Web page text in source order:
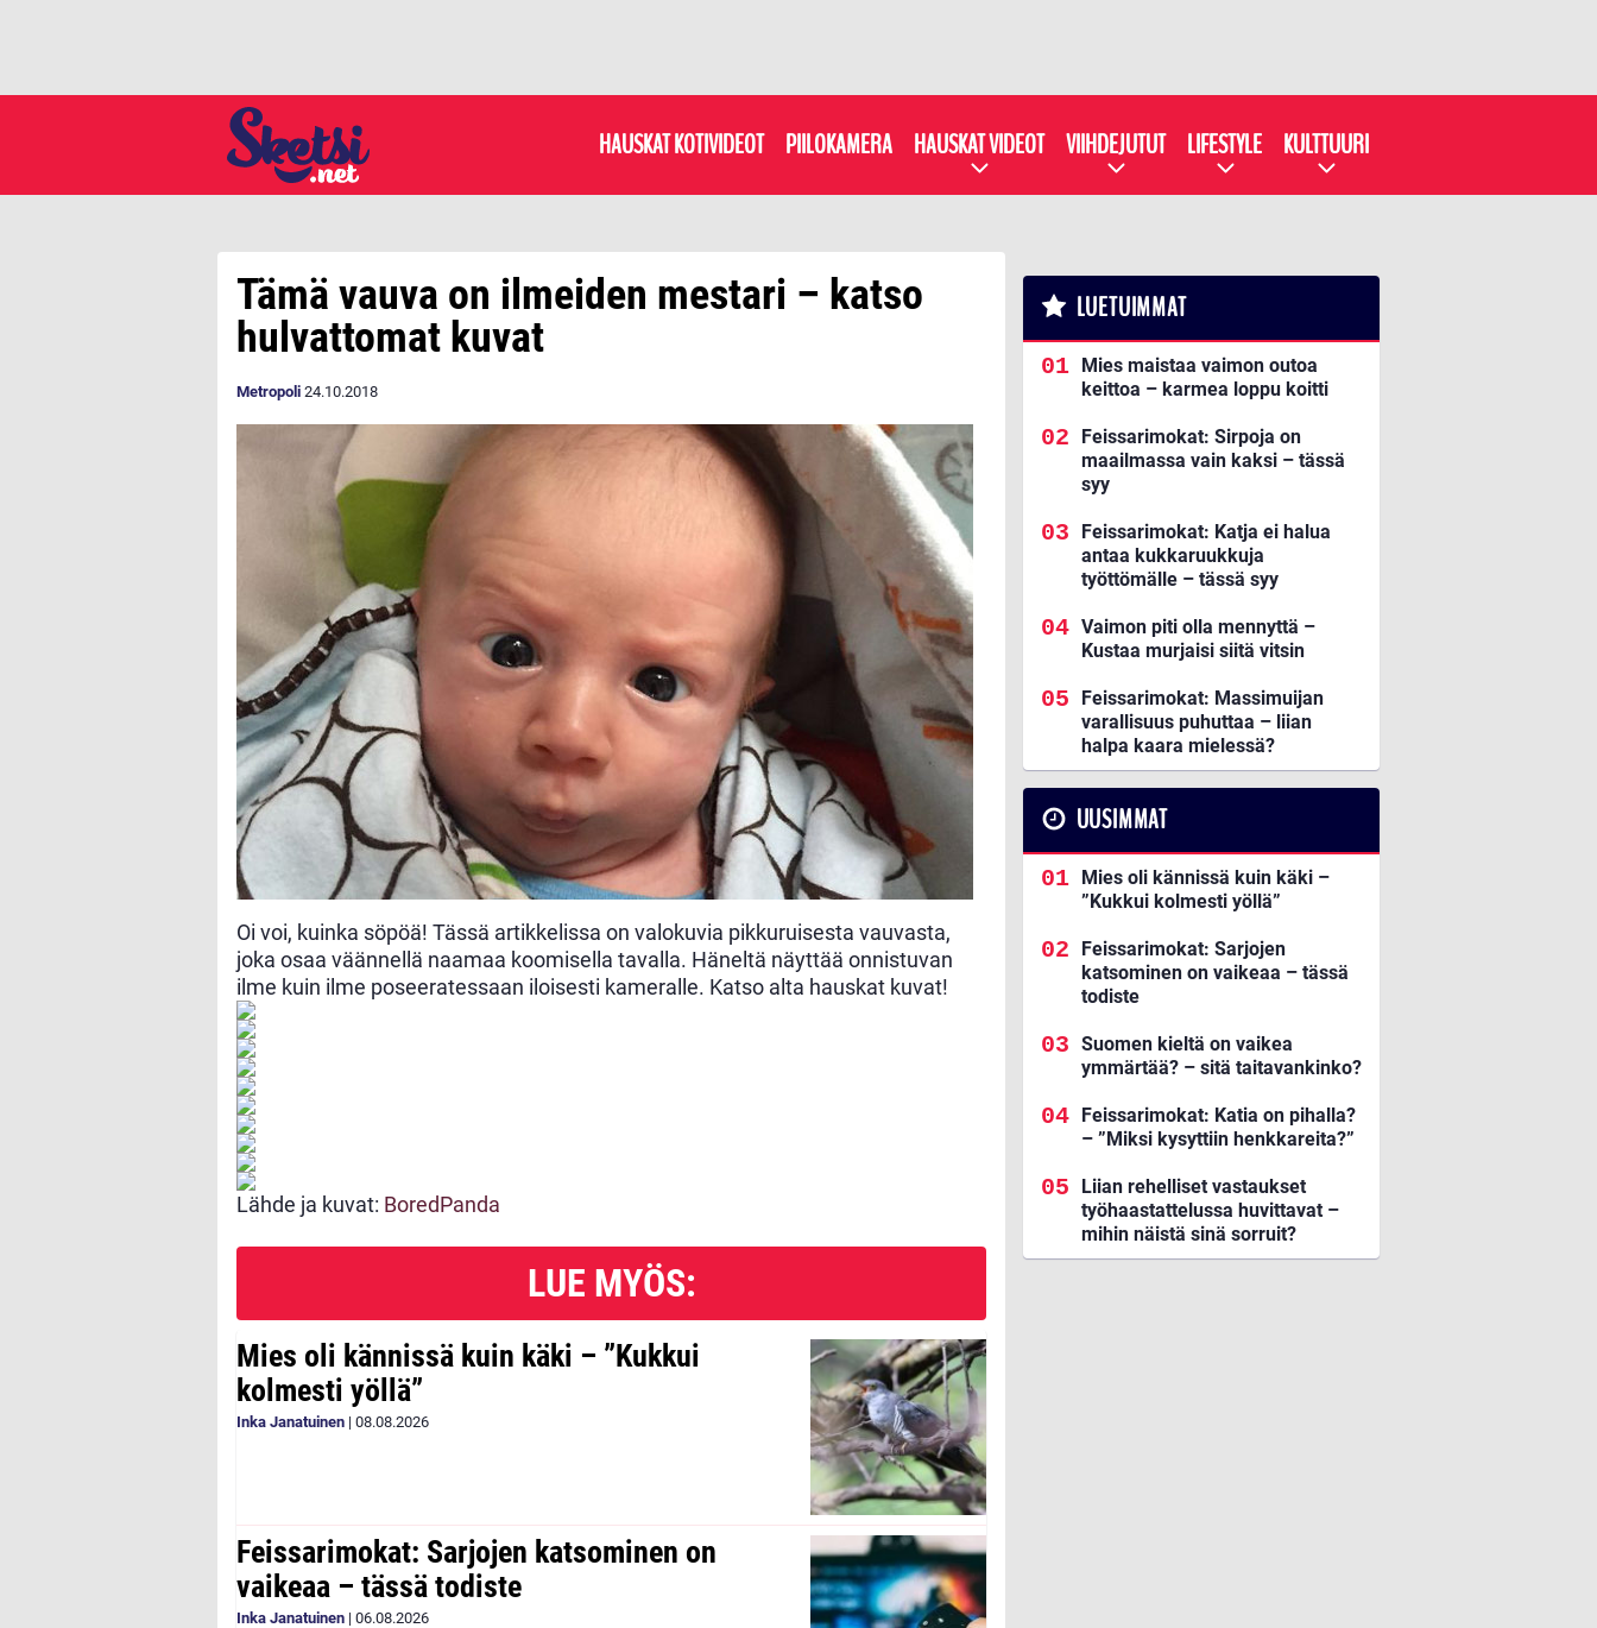
HAUSKAT KOTIVIDEOT PIILOKAMERA HAUSKAT VIDEOT VIIHDEJUTUT LIFESTYLE KULTTUURI
Tämä vauva on ilmeiden mestari – katso
hulvattomat kuvat
Metropoli 24.10.2018
Oi voi, kuinka söpöä! Tässä artikkelissa on valokuvia pikkuruisesta vauvasta,
joka osaa väännellä naamaa koomisella tavalla. Häneltä näyttää onnistuvan
ilme kuin ilme poseeratessaan iloisesti kameralle. Katso alta hauskat kuvat!
Lähde ja kuvat: BoredPanda
LUE MYÖS:
Mies oli kännissä kuin käki – ”Kukkui
kolmesti yöllä”
Inka Janatuinen | 08.08.2026
Feissarimokat: Sarjojen katsominen on
vaikeaa – tässä todiste
Inka Janatuinen | 06.08.2026
LUETUIMMAT
Mies maistaa vaimon outoa
keittoa – karmea loppu koitti
Feissarimokat: Sirpoja on
maailmassa vain kaksi – tässä
syy
Feissarimokat: Katja ei halua
antaa kukkaruukkuja
työttömälle – tässä syy
Vaimon piti olla mennyttä –
Kustaa murjaisi siitä vitsin
Feissarimokat: Massimuijan
varallisuus puhuttaa – liian
halpa kaara mielessä?
UUSIMMAT
Mies oli kännissä kuin käki –
”Kukkui kolmesti yöllä”
Feissarimokat: Sarjojen
katsominen on vaikeaa – tässä
todiste
Suomen kieltä on vaikea
ymmärtää? – sitä taitavankinko?
Feissarimokat: Katia on pihalla?
– ”Miksi kysyttiin henkkareita?”
Liian rehelliset vastaukset
työhaastattelussa huvittavat –
mihin näistä sinä sorruit?